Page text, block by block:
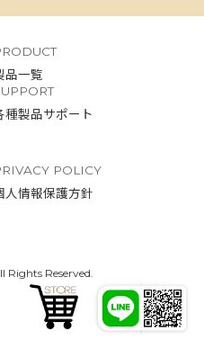
品一覧
種製品サポート
POLICY
人情報保護方針
Rights Reserved.